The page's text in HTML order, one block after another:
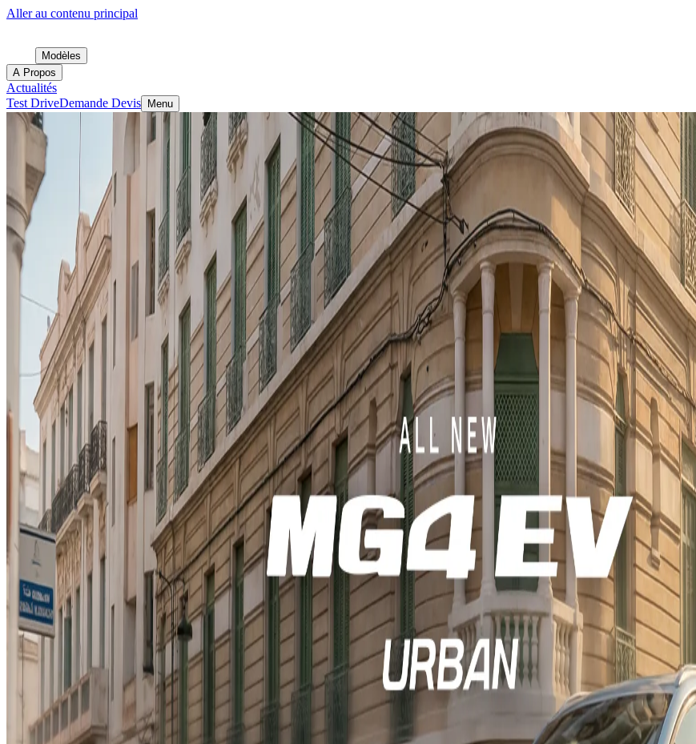
Aller au contenu principal
Modèles
A Propos
Actualités
Test DriveDemande Devis Menu